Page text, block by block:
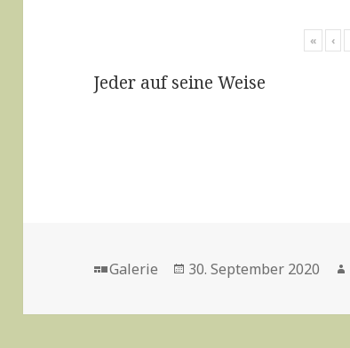
« ‹
Jeder auf seine Weise
Format
Galerie
Veröffentlicht
30. September 2020